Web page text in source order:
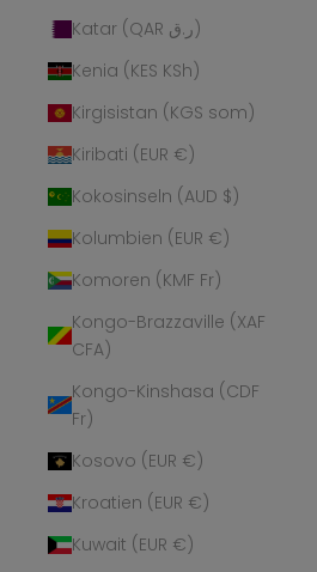
Katar (QAR ر.ق)
Kenia (KES KSh)
Kirgisistan (KGS som)
Kiribati (EUR €)
Kokosinseln (AUD $)
Kolumbien (EUR €)
Komoren (KMF Fr)
Kongo-Brazzaville (XAF
CFA)
Kongo-Kinshasa (CDF
Fr)
Kosovo (EUR €)
Kroatien (EUR €)
Kuwait (EUR €)